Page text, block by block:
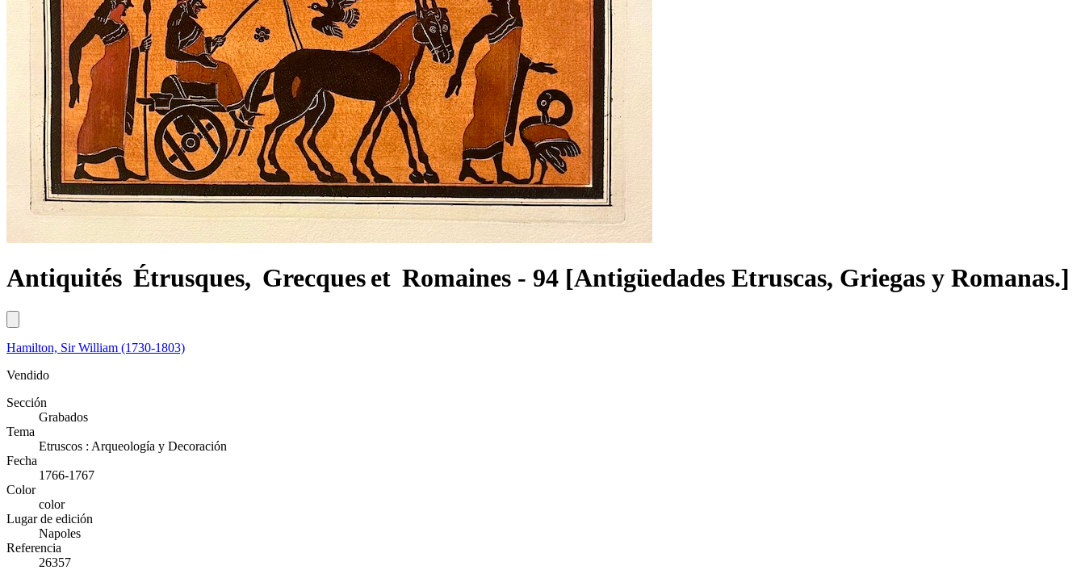
Antiquités Étrusques, Grecques et Romaines - 94 [Antigüedades Etruscas, Griegas y Romanas.]
Hamilton, Sir William (1730-1803)
Vendido
Sección
Grabados
Tema
Etruscos : Arqueología y Decoración
Fecha
1766-1767
Color
color
Lugar de edición
Napoles
Referencia
26357